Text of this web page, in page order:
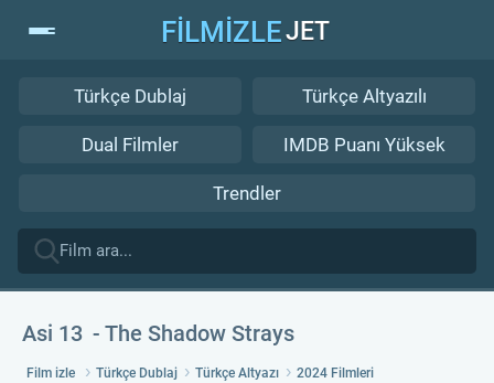
FİLMİZLEJET
Türkçe Dublaj Türkçe Altyazılı
Dual Filmler IMDB Puanı Yüksek
Trendler
Asi 13 The Shadow Strays
Film izle Türkçe Dublaj Türkçe Altyazı 2024 Filmleri